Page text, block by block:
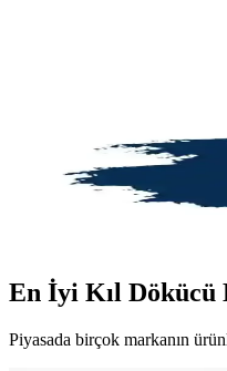
Bitkisel Kıl Dökücü
Doğal içeriklerle tüyleri
Erkekler için özel formüle
Erkekler İçin Kıl
En İyi Kıl
Piyasada birçok markanın